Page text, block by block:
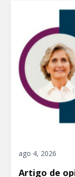
ago 4, 2026
Artigo de